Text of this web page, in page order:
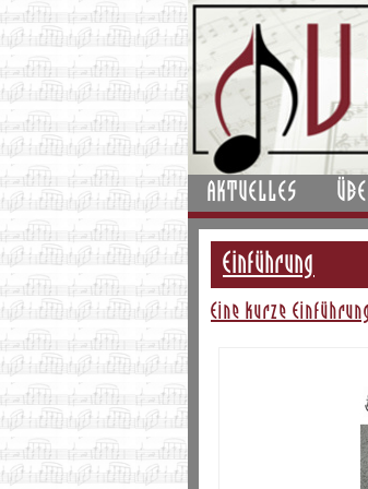
AKTUELLES
Einführung
Eine kurze